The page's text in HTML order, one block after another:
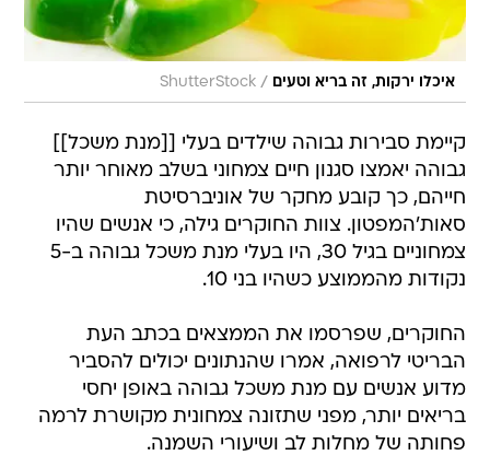
איכלו ירקות, זה בריא וטעים /
ShutterStock
קיימת סבירות גבוהה שילדים בעלי [[מנת משכל]]
גבוהה יאמצו סגנון חיים צמחוני בשלב מאוחר יותר
חייהם, כך קובע מחקר של אוניברסיטת
סאות'המפטון. צוות החוקרים גילה, כי אנשים שהיו
צמחוניים בגיל 30, היו בעלי מנת משכל גבוהה ב-5
נקודות מהממוצע כשהיו בני 10.
החוקרים, שפרסמו את הממצאים בכתב העת
הבריטי לרפואה, אמרו שהנתונים יכולים להסביר
מדוע אנשים עם מנת משכל גבוהה באופן יחסי
בריאים יותר, מפני שתזונה צמחונית מקושרת לרמה
פחותה של מחלות לב ושיעורי השמנה.